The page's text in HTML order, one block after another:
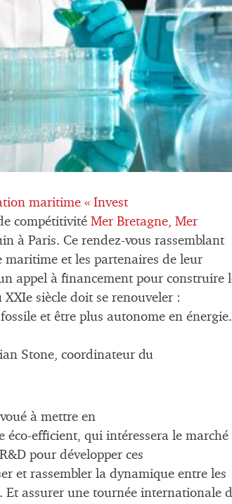
maritime « Invest
compétitivité Mer Bretagne, Mer
à Paris. Ce rendez-vous rassemblant
maritime et les partenaires de leur
appel à financement pour construire
siècle doit se renouveler :
et être plus autonome en énergie.
Stone, coordinateur du
à mettre en
efficient, qui intéressera le marché
pour développer ces
et rassembler la dynamique entre les
assurer une tournée internationale